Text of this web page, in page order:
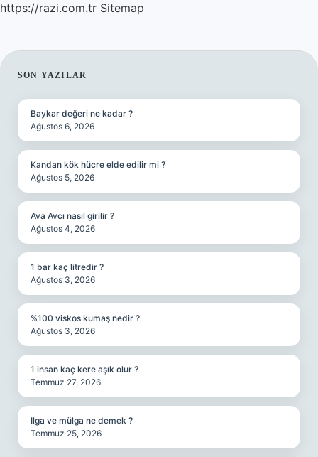
https://razi.com.tr Sitemap
SIDEBAR
SON YAZILAR
Baykar değeri ne kadar ?
Ağustos 6, 2026
Kandan kök hücre elde edilir mi ?
Ağustos 5, 2026
Ava Avcı nasıl girilir ?
Ağustos 4, 2026
1 bar kaç litredir ?
Ağustos 3, 2026
%100 viskos kumaş nedir ?
Ağustos 3, 2026
1 insan kaç kere aşık olur ?
Temmuz 27, 2026
Ilga ve mülga ne demek ?
Temmuz 25, 2026